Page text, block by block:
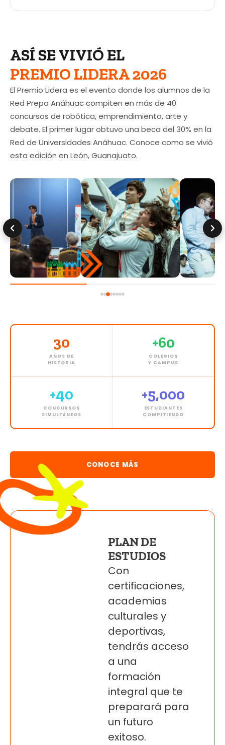
ASÍ SE VIVIÓ EL
PREMIO LIDERA 2026
El Premio Lidera es el evento donde los alumnos de la
Red Prepa Anáhuac compiten en más de 40
concursos de robótica, emprendimiento, arte y
debate. El primer lugar obtuvo una beca del 30% en la
Red de Universidades Anáhuac. Conoce como se vivió
esta edición en León, Guanajuato.
30
AÑOS DE
HISTORIA
+60
COLEGIOS
Y CAMPUS
+40
CONCURSOS
SIMULTÁNEOS
+5,000
ESTUDIANTES
COMPITIENDO
CONOCE MÁS
PLAN DE
ESTUDIOS
Con
certificaciones,
academias
culturales y
deportivas,
tendrás acceso
a una
formación
integral que te
preparará para
un futuro
exitoso.